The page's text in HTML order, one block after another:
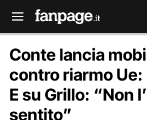
Conte lancia
contro riarmo Ue:
E su Grillo: “Non
sentito”